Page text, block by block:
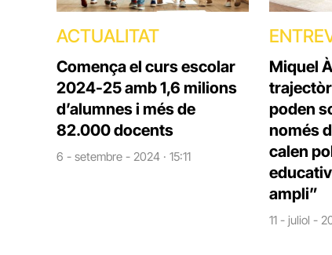
ACTUALITAT
Comença el curs escolar
2024-25 amb 1,6 milions
d’alumnes i més de
82.000 docents
6 - setembre - 2024 · 15:11
Miquel
poden
només
calen
ampli”
11 - juliol -